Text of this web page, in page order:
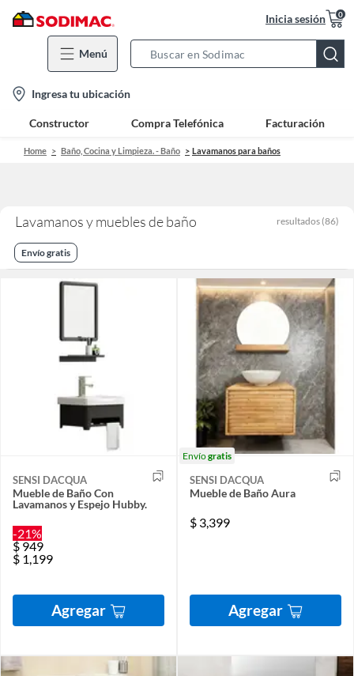
Inicia sesión 0
Menú
Bar
location-
icon
Ingresa tu ubicación
Constructor Compra Telefónica Facturación
Home Baño, Cocina y Limpieza. - Baño Lavamanos para baños
Lavamanos y muebles de baño resultados (86)
Envío gratis
SENSI DACQUA
Mueble de Baño Con
Lavamanos y Espejo Hubby.
-21%
$ 949
$ 1,199
Agregar
Envíogratis
SENSI DACQUA
Mueble de Baño Aura
$ 3,399
Agregar